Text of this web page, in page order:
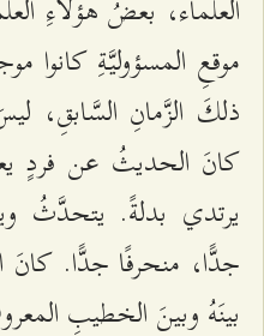
العلماء، بعضُ هؤلاءِ
موقعِ المسؤولیَّةِ كانوا
ذلكَ الزَّمانِ السَّابقِ،
كانَ الحدیثُ عن فردٍ
یرتدي بدلةً. یتحدَّثُ
جدًّا، منحرفًا جدًّا.
بینَهُ وبینَ الخطیبِ